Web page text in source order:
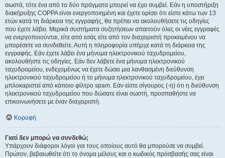
σωστά, τότε ένα από τα δύο πράγματα μπορεί να έχει συμβεί. Εάν η υποστήριξη
διακήρυξης COPPA είναι ενεργοποιημένη και έχετε ορίσει ότι είστε κάτω των 13
ετών κατά τη διάρκεια της εγγραφής, θα πρέπει να ακολουθήσετε τις οδηγίες
που έχετε λάβει. Μερικά συστήματα συζητήσεων απαιτούν όλες οι νέες εγγραφές
να ενεργοποιούνται, είτε από εσάς είτε από τον διαχειριστή προκειμένου να
μπορέσετε να συνδεθείτε. Αυτή η πληροφορία υπήρχε κατά τη διάρκεια της
εγγραφής. Εάν έχετε λάβει ένα μήνυμα ηλεκτρονικού ταχυδρομείου,
ακολουθήστε τις οδηγίες. Εάν δεν λάβετε ένα μήνυμα ηλεκτρονικού
ταχυδρομείου, ενδεχομένως να έχετε δώσει μια λανθασμένη διεύθυνση
ηλεκτρονικού ταχυδρομείου ή το μήνυμα ηλεκτρονικού ταχυδρομείου, έχει
μπλοκαριστεί από κάποιο φίλτρο spam. Εάν είστε σίγουρος (-η) ότι η διεύθυνση
ηλεκτρονικού ταχυδρομείου που δώσατε είναι σωστή, προσπαθήστε να
επικοινωνήσετε με έναν διαχειριστή.
Κορυφή
Γιατί δεν μπορώ να συνδεθώ;
Υπάρχουν διάφοροι λόγοι για τους οποίους αυτό θα μπορούσε να συμβεί.
Πρώτον, βεβαιωθείτε ότι το όνομα μέλους και ο κωδικός πρόσβασής σας είναι